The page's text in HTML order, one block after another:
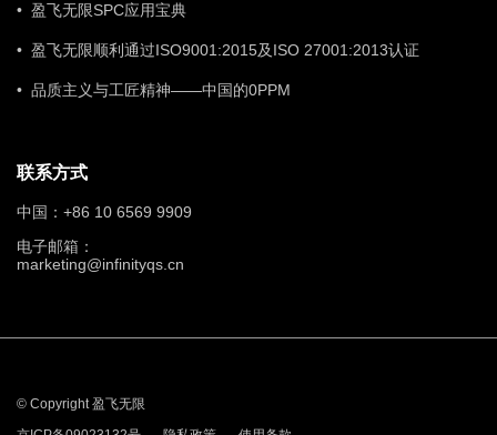
• 盈飞无限SPC应用宝典
• 盈飞无限顺利通过ISO9001:2015及ISO 27001:2013认证
• 品质主义与工匠精神——中国的0PPM
联系方式
中国：+86 10 6569 9909
电子邮箱：
marketing@infinityqs.cn
© Copyright 盈飞无限